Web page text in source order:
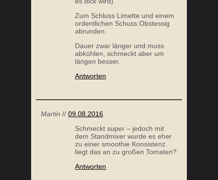
SÜSSKARTOFFELPÜREE MIT MACADAMIAS
Zum Schluss Limette und einem
ordentlichen Schuss Obstessig
abrunden.
Dauer zwar länger und muss
abkühlen, schmeckt aber um
längen besser.
Antworten
Martin // 09.08.2016
Schmeckt super – jedoch mit
dem Standmixer wurde es eher
zu einer smoothie Konsistenz.
liegt das an zu großen Tomaten?
Antworten